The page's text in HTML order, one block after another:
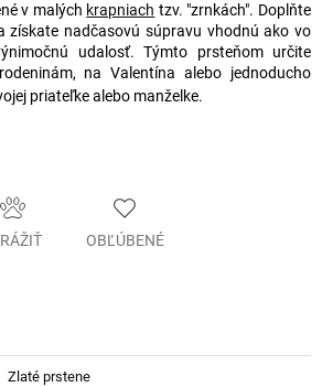
v malých krapniach tzv. "zrnkách". Doplňte
získate nadčasovú súpravu vhodnú ako vo
udalosť. Týmto prsteňom určite
na Valentína alebo jednoducho
priateľke alebo manželke.
OBĽÚBENÉ
Zlaté prstene